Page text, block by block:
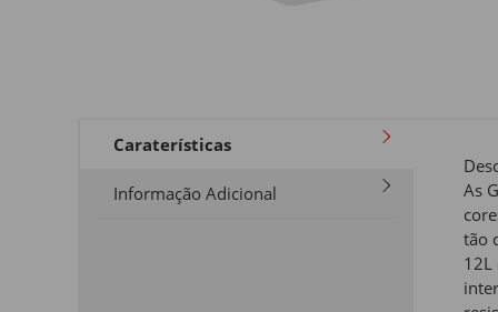
Caraterísticas
Informação Adicional
As
tão
12L